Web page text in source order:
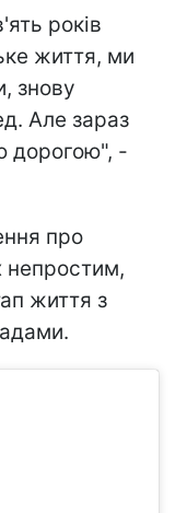
років
життя, ми
знову
Але зараз
дорогою", -
про
непростим,
життя з